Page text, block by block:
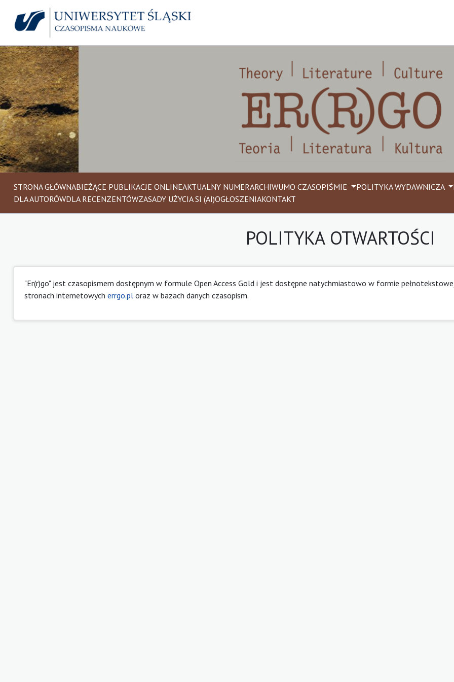
STRONA GŁÓWNABIEŻĄCE PUBLIKACJE ONLINEAKTUALNY NUMERARCHIWUMO CZASOPIŚMIE POLITYKA WYDAWNICZA
DLA AUTORÓWDLA RECENZENTÓWZASADY UŻYCIA SI (AI)OGŁOSZENIAKONTAKT
POLITYKA OTWARTOŚCI
"Er(r)go" jest czasopismem dostępnym w formule Open Access Gold i jest dostępne natychmiastowo w formie
stronach internetowych errgo.pl oraz w bazach danych czasopism.